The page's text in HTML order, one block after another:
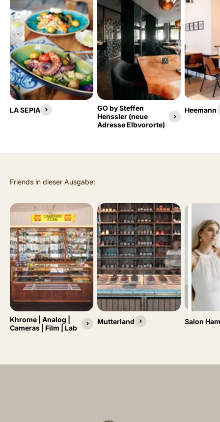
LA SEPIA
GO by Steffen
Henssler (neue
Adresse Elbvororte)
Heemann
Khrome | Analog |
Cameras | Film | Lab
Mutterland Salon